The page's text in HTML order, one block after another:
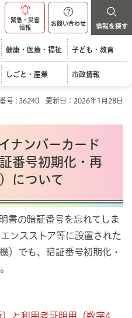
緊急・災害
情報
お問い合わせ 情報を探す
健康・医療・福祉 子ども・教育
しごと・産業 市政情報
号 : 36240 更新日：2026年1月28日
ナンバーカード
番号初期化・再
について
書の暗証番号を忘れてしま
ンスストア等に設置された
）でも、暗証番号初期化・
と利用者証明用（数字4